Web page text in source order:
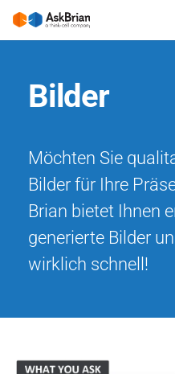
Bilder
Möchten Sie
Bilder für Ihre
Brian bietet Ihnen
generierte Bilder
wirklich schnell!